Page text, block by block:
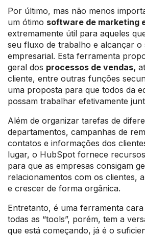
Por último, mas não menos
um ótimo software de marketing
extremamente útil para aqueles
seu fluxo de trabalho e alcançar o
empresarial. Esta ferramenta
geral dos processos de vendas,
cliente, entre outras funções
uma proposta para que todos da
possam trabalhar efetivamente
Além de organizar tarefas de
departamentos, campanhas de
contatos e informações dos
lugar, o HubSpot fornece
para que as empresas consigam
relacionamentos com os clientes,
e crescer de forma orgânica.
Entretanto, é uma ferramenta
todas as “tools”, porém, tem a
que está começando, já é o